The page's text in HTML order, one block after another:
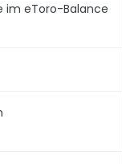
im eToro-Balance